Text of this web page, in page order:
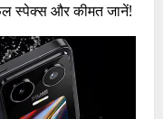
स्पेक्स और कीमत जानें!